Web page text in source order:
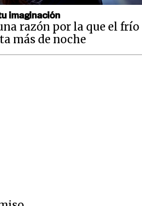
imaginación
razón por la que el frío
más de noche